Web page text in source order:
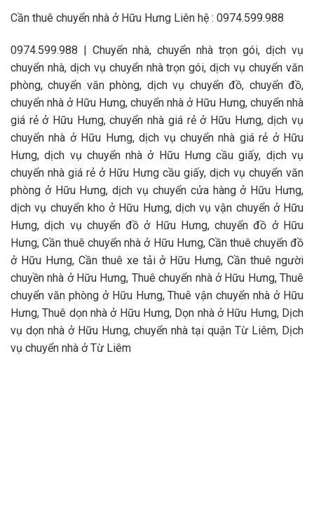
Cần thuê chuyển nhà ở Hữu Hưng Liên hệ : 0974.599.988
0974.599.988 | Chuyển nhà, chuyển nhà trọn gói, dịch vụ
chuyển nhà, dịch vụ chuyển nhà trọn gói, dịch vụ chuyển văn
phòng, chuyển văn phòng, dịch vụ chuyển đồ, chuyển đồ,
chuyển nhà ở Hữu Hưng, chuyển nhà ở Hữu Hưng, chuyển nhà
giá rẻ ở Hữu Hưng, chuyển nhà giá rẻ ở Hữu Hưng, dịch vụ
chuyển nhà ở Hữu Hưng, dịch vụ chuyển nhà giá rẻ ở Hữu
Hưng, dịch vụ chuyển nhà ở Hữu Hưng cầu giấy, dịch vụ
chuyển nhà giá rẻ ở Hữu Hưng cầu giấy, dịch vụ chuyển văn
phòng ở Hữu Hưng, dịch vụ chuyển cửa hàng ở Hữu Hưng,
dịch vụ chuyển kho ở Hữu Hưng, dịch vụ vận chuyển ở Hữu
Hưng, dịch vụ chuyển đồ ở Hữu Hưng, chuyển đồ ở Hữu
Hưng, Cần thuê chuyển nhà ở Hữu Hưng, Cần thuê chuyển đồ
ở Hữu Hưng, Cần thuê xe tải ở Hữu Hưng, Cần thuê người
chuyền nhà ở Hữu Hưng, Thuê chuyển nhà ở Hữu Hưng, Thuê
chuyển văn phòng ở Hữu Hưng, Thuê vận chuyển nhà ở Hữu
Hưng, Thuê dọn nhà ở Hữu Hưng, Dọn nhà ở Hữu Hưng, Dịch
vụ dọn nhà ở Hữu Hưng, chuyển nhà tại quận Từ Liêm, Dịch
vụ chuyển nhà ở Từ Liêm